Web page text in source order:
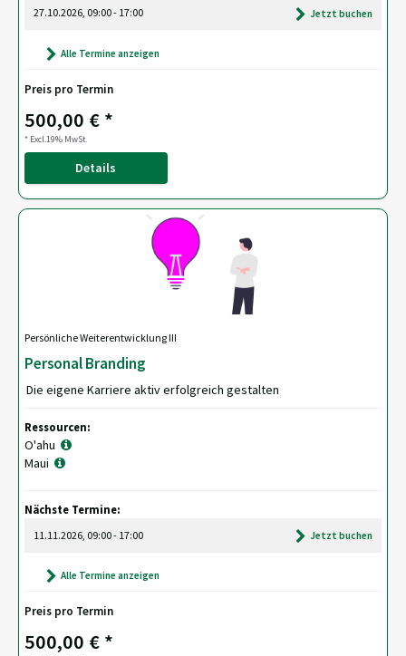
27.10.2026, 09:00 - 17:00
Jetzt buchen
Alle Termine anzeigen
Preis pro Termin
500,00 € *
* Excl.19% MwSt.
Details
Persönliche Weiterentwicklung III
Personal Branding
Die eigene Karriere aktiv erfolgreich gestalten
Ressourcen:
O'ahu
Maui
Nächste Termine:
11.11.2026, 09:00 - 17:00
Jetzt buchen
Alle Termine anzeigen
Preis pro Termin
500,00 € *